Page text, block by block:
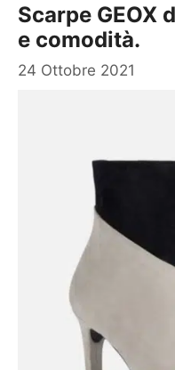
Scarpe GEOX
e comodità.
24 Ottobre 2021